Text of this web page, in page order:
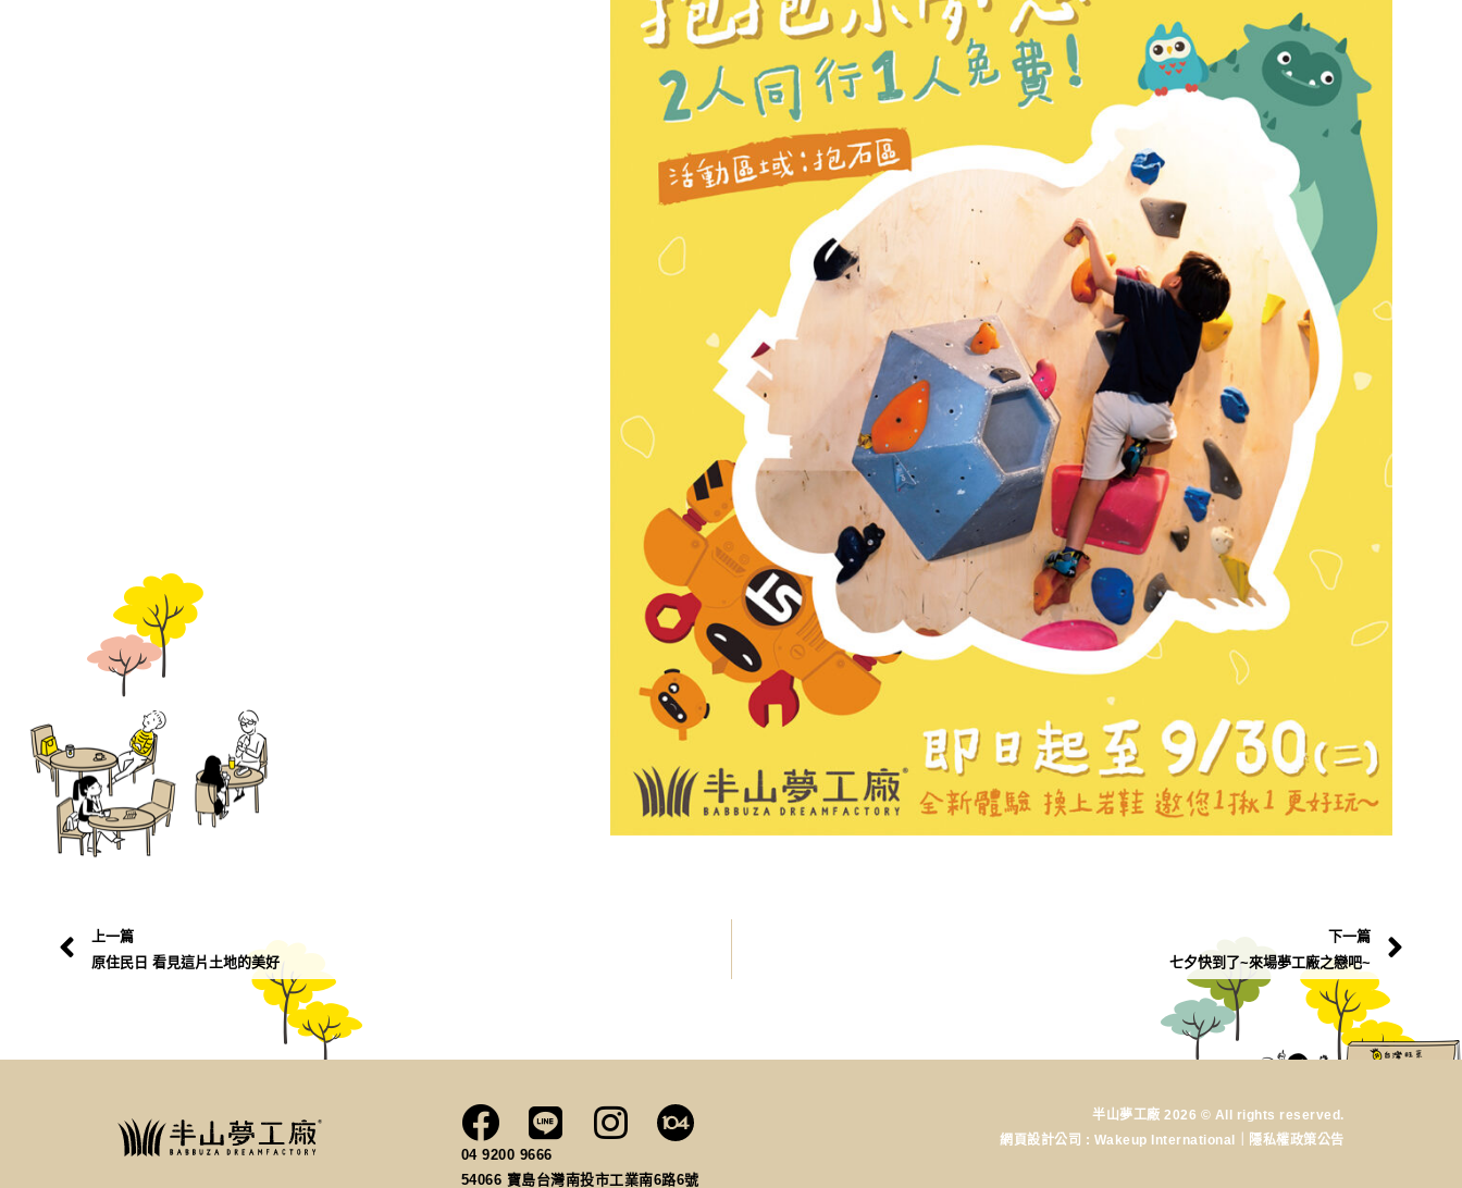
上一篇
原住民日 看見這片土地的美好
下一篇
七夕快到了~來場夢工廠之戀吧~
04 9200 9666
54066 寶島台灣南投市工業南6路6號
半山夢工廠 2026 © All rights reserved.
網頁設計公司 : Wakeup International｜ 隱私權政策公告